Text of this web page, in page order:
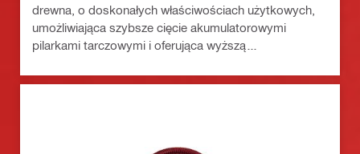
drewna, o doskonałych właściwościach użytkowych,
umożliwiająca szybsze cięcie akumulatorowymi
pilarkami tarczowymi i oferująca wyższą